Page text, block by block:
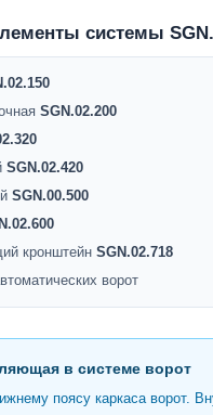
системы
SGN.02.200
SGN.02.420
SGN.00.500
кронштейн SGN.02.718
ворот
в системе ворот
поясу каркаса ворот.